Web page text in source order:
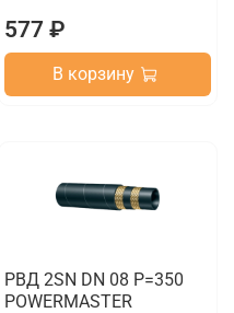
577 ₽
В корзину
РВД 2SN DN 08 P=350
POWERMASTER